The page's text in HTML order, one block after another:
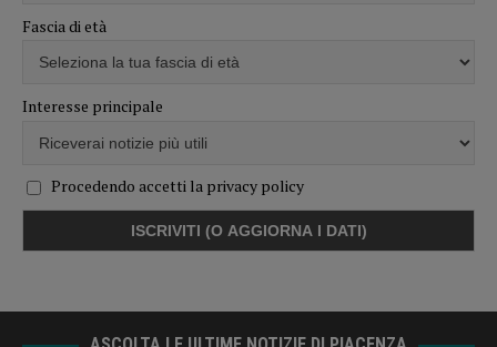
Fascia di età
Interesse principale
Procedendo accetti la privacy policy